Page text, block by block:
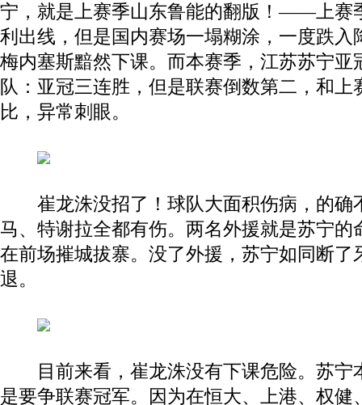
宁，就是上赛季山东鲁能的翻版！——上赛
利出线，但是国内赛场一塌糊涂，一度跌入
梅内塞斯黯然下课。而本赛季，江苏苏宁亚
队：亚冠三连胜，但是联赛倒数第二，和上
比，异常刺眼。
崔龙洙没招了！球队大面积伤病，的确
马、特谢拉全都有伤。两名外援就是苏宁的
在前场摧城拔寨。没了外援，苏宁如同断了
退。
目前来看，崔龙洙没有下课危险。苏宁
是要争联赛冠军。因为在恒大、上港、权健